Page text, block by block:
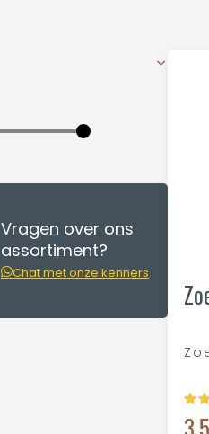
Vragen over ons
assortiment?
Chat met onze kenners